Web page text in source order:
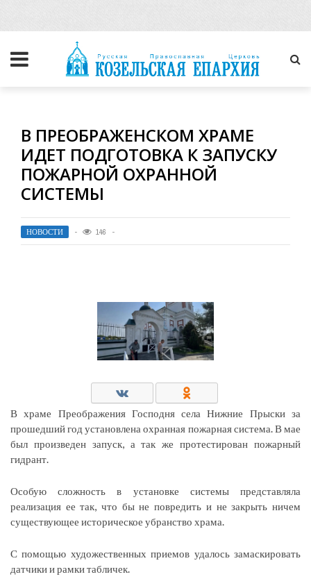
В ПРЕОБРАЖЕНСКОМ ХРАМЕ
ИДЕТ ПОДГОТОВКА К ЗАПУСКУ
ПОЖАРНОЙ ОХРАННОЙ
СИСТЕМЫ
НОВОСТИ 146
В храме Преображения Господня села Нижние Прыски за
прошедший год установлена охранная пожарная система. В мае
был произведен запуск, а так же протестирован пожарный
гидрант.
Особую сложность в установке системы представляла
реализация ее так, что бы не повредить и не закрыть ничем
существующее историческое убранство храма.
С помощью художественных приемов удалось замаскировать
датчики и рамки табличек.